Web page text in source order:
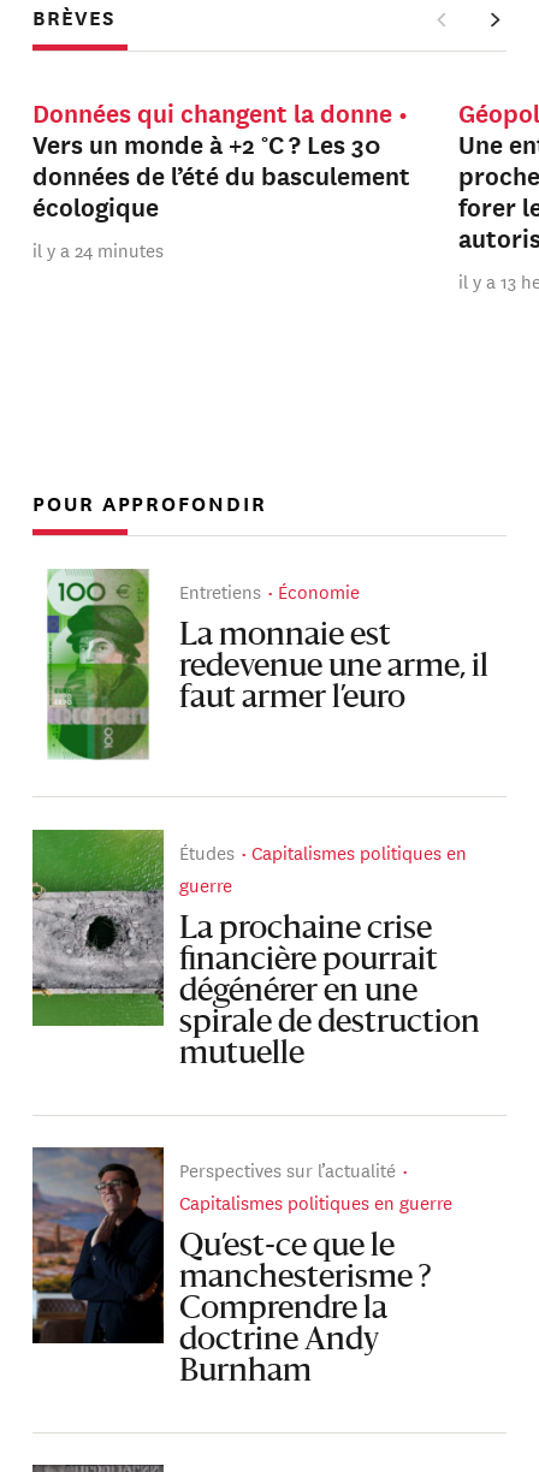
BRÈVES
Données qui changent la donne
Vers un monde à +2 °C ? Les 30
données de l’été du basculement
écologique
il y a 24 minutes
Une
forer
il y a 13
POUR APPROFONDIR
Entretiens Économie
La monnaie est
redevenue une arme, il
faut armer l’euro
Études
Capitalismes politiques en
guerre
La prochaine crise
financière pourrait
dégénérer en une
spirale de destruction
mutuelle
Perspectives sur l’actualité
Capitalismes politiques en guerre
Qu’est-ce que le
manchesterisme ?
Comprendre la
doctrine Andy
Burnham